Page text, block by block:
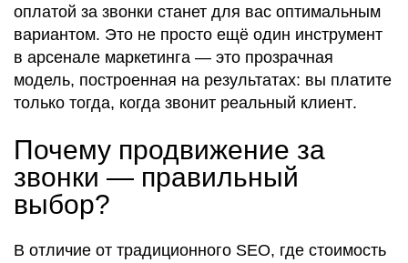
оплатой за звонки станет для вас оптимальным
вариантом. Это не просто ещё один инструмент
в арсенале маркетинга — это прозрачная
модель, построенная на результатах: вы платите
только тогда, когда звонит реальный клиент.
Почему продвижение за
звонки — правильный
выбор?
В отличие от традиционного SEO, где стоимость